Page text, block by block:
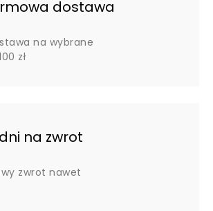
dostawa
na wybrane
zł
na zwrot
zwrot nawet